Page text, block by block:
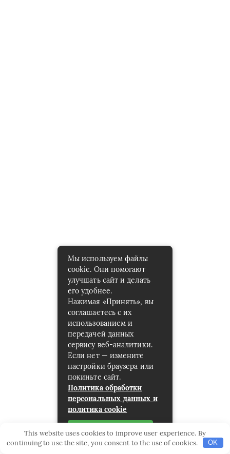
Мы используем файлы
cookie. Они помогают
улучшать сайт и делать
его удобнее.
Нажимая «Принять», вы
соглашаетесь с их
использованием и
передачей данных
сервису веб-аналитики.
Если нет — измените
настройки браузера или
покиньте сайт.
Политика обработки
персональных данных и
политика cookie
This website uses cookies to improve user experience. By
continuing to use the site, you consent to the use of cookies.
OK